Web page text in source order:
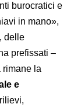
burocratici e
in mano»,
delle
prefissati –
rimane la
e